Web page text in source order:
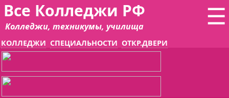
☰
Все Колледжи РФ
Колледжи, техникумы, училища
КОЛЛЕДЖИ СПЕЦИАЛЬНОСТИ ОТКР.ДВЕРИ